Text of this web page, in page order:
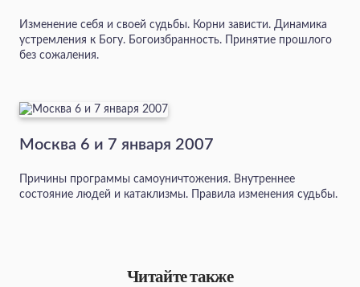
Изменение себя и своей судьбы. Корни зависти. Динамика
устремления к Богу. Богоизбранность. Принятие прошлого
без сожаления.
Москва 6 и 7 января 2007
Причины программы самоуничтожения. Внутреннее
состояние людей и катаклизмы. Правила изменения судьбы.
Читайте также